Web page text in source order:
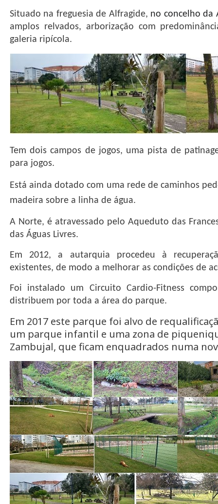
Situado na freguesia de Alfragide, no concelho da
amplos relvados, arborização com
galeria ripícola.
Tem dois campos de jogos, uma pista de
para jogos.
Está ainda dotado com uma rede de caminhos
madeira sobre a linha de água.
A Norte, é atravessado pelo Aqueduto das
das Águas Livres.
Em 2012, a autarquia procedeu à
existentes, de modo a melhorar as condições de
Foi instalado um Circuito Cardio-Fitness
distribuem por toda a área do parque.
Em 2017 este parque foi alvo de
um parque infantil e uma zona de
Zambujal, que ficam enquadrados numa